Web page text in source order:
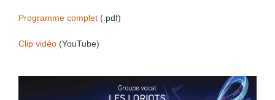
Programme complet (.pdf)
Clip vidéo (YouTube)